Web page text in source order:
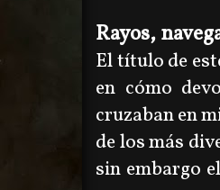
Rayos,
El título de
en cómo
cruzaban en
de los más
sin embargo